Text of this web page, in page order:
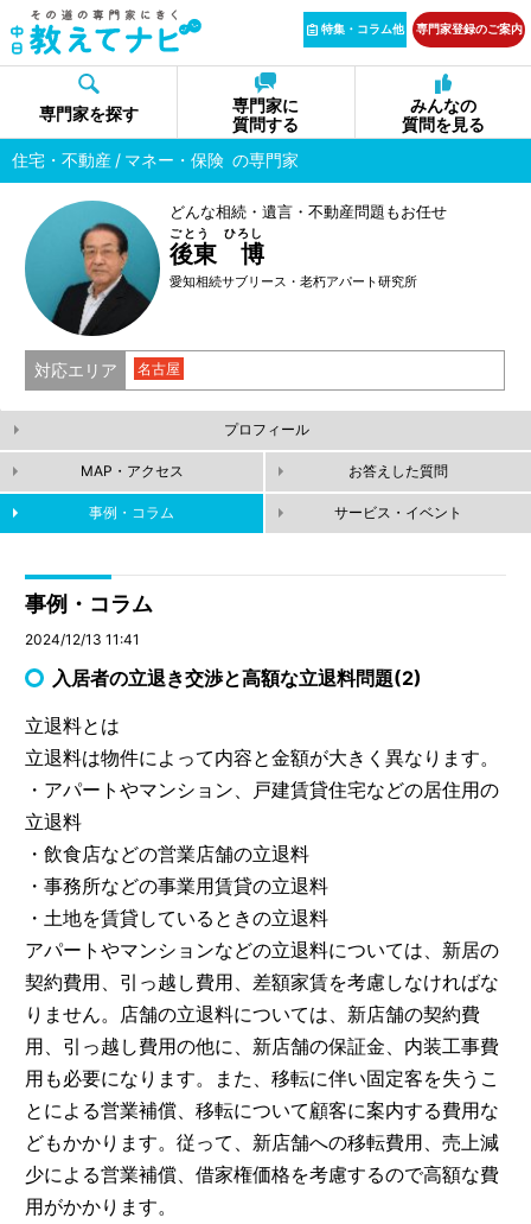
特集・コラム他 専門家登録のご案内
専門家を探す
専門家に
質問する
みんなの
質問を見る
住宅・不動産
マネー・保険 の専門家
どんな相続・遺言・不動産問題もお任せ
後東 博
ごとう ひろし
愛知相続サブリース・老朽アパート研究所
対応エリア 名古屋
プロフィール
MAP・アクセス お答えした質問
事例・コラム サービス・イベント
事例・コラム
2024/12/13 11:41
入居者の立退き交渉と高額な立退料問題(2)
立退料とは
立退料は物件によって内容と金額が大きく異なります。
・アパートやマンション、戸建賃貸住宅などの居住用の
立退料
・飲食店などの営業店舗の立退料
・事務所などの事業用賃貸の立退料
・土地を賃貸しているときの立退料
アパートやマンションなどの立退料については、新居の
契約費用、引っ越し費用、差額家賃を考慮しなければな
りません。店舗の立退料については、新店舗の契約費
用、引っ越し費用の他に、新店舗の保証金、内装工事費
用も必要になります。また、移転に伴い固定客を失うこ
とによる営業補償、移転について顧客に案内する費用な
どもかかります。従って、新店舗への移転費用、売上減
少による営業補償、借家権価格を考慮するので高額な費
用がかかります。